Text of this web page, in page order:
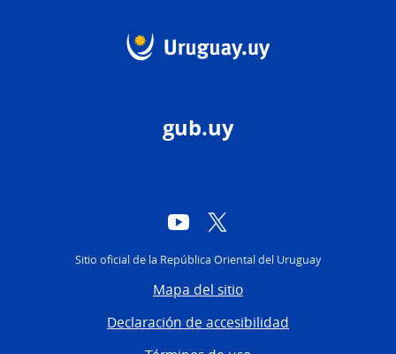
gub.uy
YouTube
Sitio oficial de la República Oriental del Uruguay
Mapa del sitio
Declaración de accesibilidad